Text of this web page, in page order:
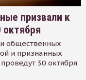
призвали к
октября
общественных
и признанных
30 октября